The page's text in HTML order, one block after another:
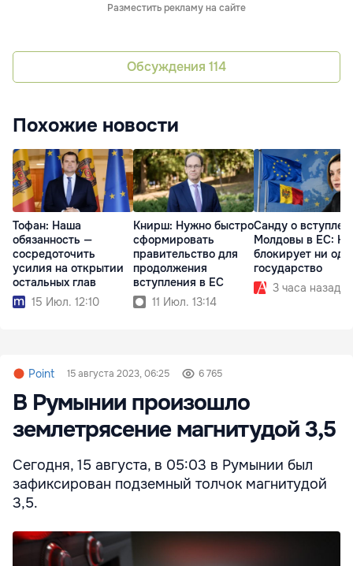
Разместить рекламу на сайте
Обсуждения 114
Похожие новости
Тофан: Наша
обязанность —
сосредоточить
усилия на открытии
остальных глав
15 Июл. 12:10
Книрш: Нужно быстро
сформировать
правительство для
продолжения
вступления в ЕС
11 Июл. 13:14
Санду о
Молдовы в ЕС:
блокирует ни
государство
3 часа назад
Point 15 августа 2023, 06:25 6 765
В Румынии произошло
землетрясение магнитудой 3,5
Сегодня, 15 августа, в 05:03 в Румынии был
зафиксирован подземный толчок магнитудой
3,5.